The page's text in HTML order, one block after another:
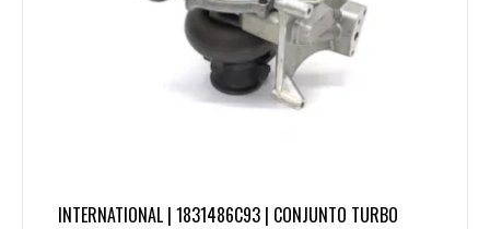
INTERNATIONAL | 1831486C93 | CONJUNTO TURBO